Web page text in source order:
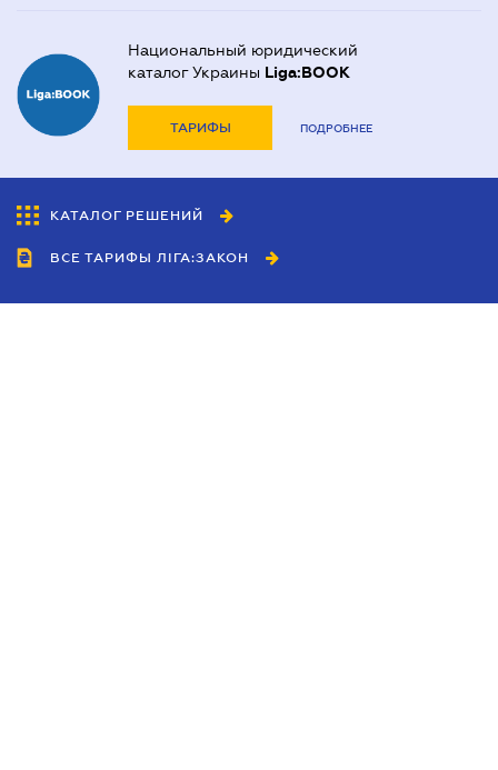
Национальный юридический
каталог Украины Liga:BOOK
ТАРИФЫ ПОДРОБНЕЕ
КАТАЛОГ РЕШЕНИЙ
ВСЕ ТАРИФЫ ЛІГА:ЗАКОН